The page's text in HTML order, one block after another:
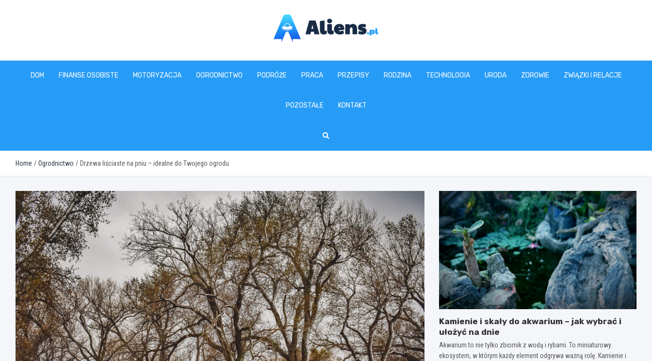
aliens.pl
DOM FINANSE OSOBISTE MOTORYZACJA OGRODNICTWO PODRÓŻE PRACA PRZEPISY RODZINA TECHNOLOGIA URODA ZDROWIE ZWIĄZKI I RELACJE
POZOSTAŁE KONTAKT
Home Ogrodnictwo Drzewa liściaste na pniu – idealne do Twojego ogrodu
Kamienie i skały do akwarium – jak wybrać i
ułożyć na dnie
Akwarium to nie tylko zbiornik z wodą i rybami. To miniaturowy
ekosystem, w którym każdy element odgrywa ważną rolę. Kamienie i